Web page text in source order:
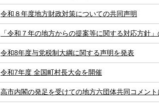
令和８年度地方財政対策についての共同声明
「令和７年の地方からの提案等に関する対応方針
令和8年度与党税制大綱に関する声明を発表
令和7年度 全国町村長大会を開催
高市内閣の発足を受けての地方六団体共同コメント